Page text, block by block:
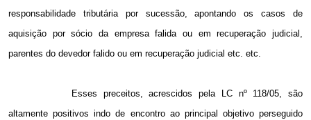
responsabilidade tributária por sucessão, apontando os casos de
aquisição por sócio da empresa falida ou em recuperação judicial,
parentes do devedor falido ou em recuperação judicial etc. etc.
Esses preceitos, acrescidos pela LC nº 118/05, são
altamente positivos indo de encontro ao principal objetivo perseguido